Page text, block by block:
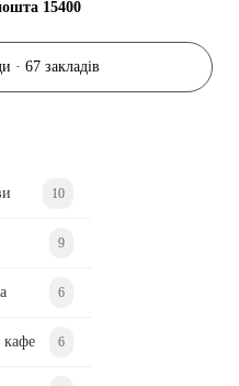
15400
· 67 закладів
10
9
6
кафе 6